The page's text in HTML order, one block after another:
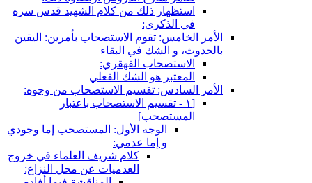
استظهار ذلك من كلام الشهيد قدس سره
في الذكرى:
الأمر الخامس: تقوم الاستصحاب بأمرين: اليقين
بالحدوث، و الشك في البقاء
الاستصحاب القهقري:
المعتبر هو الشك الفعلي
الأمر السادس: تقسيم الاستصحاب من وجوه:
[١ - تقسيم الاستصحاب باعتبار
المستصحب‏]
الوجه الأول: المستصحب إما وجودي
و إما عدمي:
كلام شريف العلماء في خروج
العدميات عن محل النزاع: